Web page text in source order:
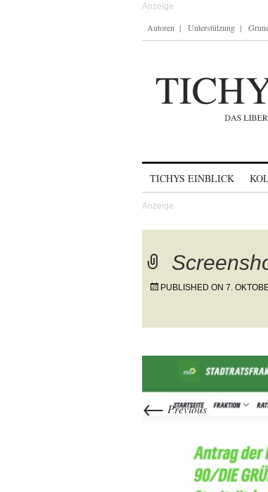
Autoren Unterstützung
TICHYS EINBLICK
PUBLISHED ON 7.
← Previous